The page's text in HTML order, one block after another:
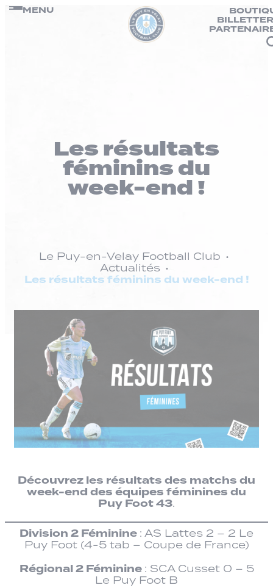
Passer
MENU
Les résultats
féminins du
week-end !
Le Puy-en-Velay Football Club
Actualités
Les résultats féminins du week-end !
Découvrez les résultats des matchs du
week-end des équipes féminines du
Puy Foot 43.
Division 2 Féminine : AS Lattes 2 – 2 Le
Puy Foot (4-5 tab – Coupe de France)
Régional 2 Féminine : SCA Cusset 0 – 5
Le Puy Foot B
Panneau de gestion des cookies